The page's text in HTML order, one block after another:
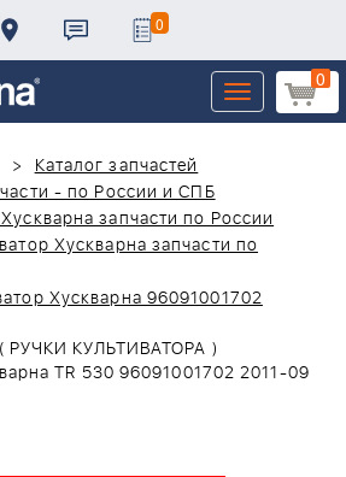
0
0
Toggle
navigation
Каталог запчастей
- по России и СПБ
запчасти по России
Хускварна запчасти по
Хускварна 96091001702
РУЧКИ КУЛЬТИВАТОРА )
TR 530 96091001702 2011-09